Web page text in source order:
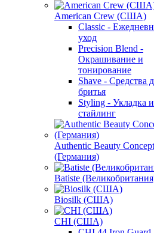
American Crew (США)
Classic -
уход
Precision Blend -
Окрашивание и
тонирование
Shave - Средства
бритья
Styling - Укладка и
стайлинг
Authentic Beauty Concept
(Германия)
Batiste
Biosilk (США)
CHI (США)